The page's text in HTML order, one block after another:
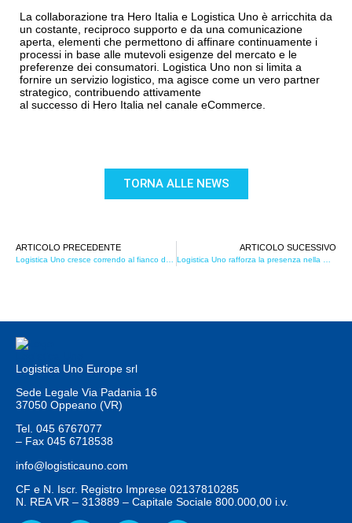
La collaborazione tra Hero Italia e Logistica Uno è arricchita da
un costante, reciproco supporto e da una comunicazione
aperta, elementi che permettono di affinare continuamente i
processi in base alle mutevoli esigenze del mercato e le
preferenze dei consumatori. Logistica Uno non si limita a
fornire un servizio logistico, ma agisce come un vero partner
strategico, contribuendo attivamente
al successo di Hero Italia nel canale eCommerce.
TORNA ALLE NEWS
ARTICOLO PRECEDENTE ARTICOLO SUCESSIVO
Logistica Uno Europe srl
Sede Legale Via Padania 16
37050 Oppeano (VR)
Tel. 045 6767077
– Fax 045 6718538
info@logisticauno.com
CF e N. Iscr. Registro Imprese 02137810285
N. REA VR – 313889 – Capitale Sociale 800.000,00 i.v.